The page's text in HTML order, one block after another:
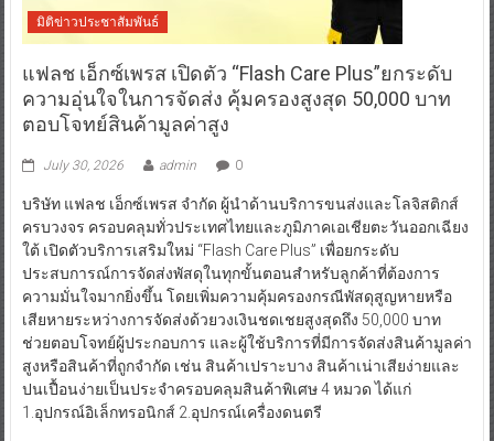
มิติข่าวประชาสัมพันธ์
แฟลช เอ็กซ์เพรส เปิดตัว “Flash Care Plus”ยกระดับ
ความอุ่นใจในการจัดส่ง คุ้มครองสูงสุด 50,000 บาท
ตอบโจทย์สินค้ามูลค่าสูง
July 30, 2026 admin 0
บริษัท แฟลช เอ็กซ์เพรส จำกัด ผู้นำด้านบริการขนส่งและโลจิสติกส์
ครบวงจร ครอบคลุมทั่วประเทศไทยและภูมิภาคเอเชียตะวันออกเฉียง
ใต้ เปิดตัวบริการเสริมใหม่ “Flash Care Plus” เพื่อยกระดับ
ประสบการณ์การจัดส่งพัสดุในทุกขั้นตอนสำหรับลูกค้าที่ต้องการ
ความมั่นใจมากยิ่งขึ้น โดยเพิ่มความคุ้มครองกรณีพัสดุสูญหายหรือ
เสียหายระหว่างการจัดส่งด้วยวงเงินชดเชยสูงสุดถึง 50,000 บาท
ช่วยตอบโจทย์ผู้ประกอบการ และผู้ใช้บริการที่มีการจัดส่งสินค้ามูลค่า
สูงหรือสินค้าที่ถูกจำกัด เช่น สินค้าเปราะบาง สินค้าเน่าเสียง่ายและ
ปนเปื้อนง่ายเป็นประจำครอบคลุมสินค้าพิเศษ 4 หมวด ได้แก่
1.อุปกรณ์อิเล็กทรอนิกส์ 2.อุปกรณ์เครื่องดนตรี